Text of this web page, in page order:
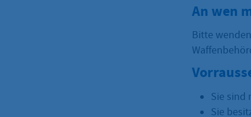
An wen
Bitte
Sie sind
Sie